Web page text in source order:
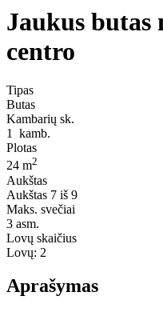
Jaukus butas
centro
Tipas
Butas
Kambarių sk.
1
kamb.
Plotas
24 m2
Aukštas
Aukštas 7 iš 9
Maks. svečiai
3 asm.
Lovų skaičius
Lovų: 2
Aprašymas